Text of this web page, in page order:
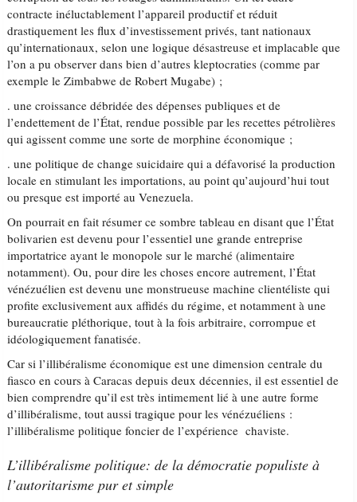
contracte inéluctablement l’appareil productif et réduit
drastiquement les flux d’investissement privés, tant nationaux
qu’internationaux, selon une logique désastreuse et implacable que
l’on a pu observer dans bien d’autres kleptocraties (comme par
exemple le Zimbabwe de Robert Mugabe) ;
. une croissance débridée des dépenses publiques et de
l’endettement de l’État, rendue possible par les recettes pétrolières
qui agissent comme une sorte de morphine économique ;
. une politique de change suicidaire qui a défavorisé la production
locale en stimulant les importations, au point qu’aujourd’hui tout
ou presque est importé au Venezuela.
On pourrait en fait résumer ce sombre tableau en disant que l’État
bolivarien est devenu pour l’essentiel une grande entreprise
importatrice ayant le monopole sur le marché (alimentaire
notamment). Ou, pour dire les choses encore autrement, l’État
vénézuélien est devenu une monstrueuse machine clientéliste qui
profite exclusivement aux affidés du régime, et notamment à une
bureaucratie pléthorique, tout à la fois arbitraire, corrompue et
idéologiquement fanatisée.
Car si l’illibéralisme économique est une dimension centrale du
fiasco en cours à Caracas depuis deux décennies, il est essentiel de
bien comprendre qu’il est très intimement lié à une autre forme
d’illibéralisme, tout aussi tragique pour les vénézuéliens :
l’illibéralisme politique foncier de l’expérience chaviste.
L’illibéralisme politique: de la démocratie populiste à
l’autoritarisme pur et simple